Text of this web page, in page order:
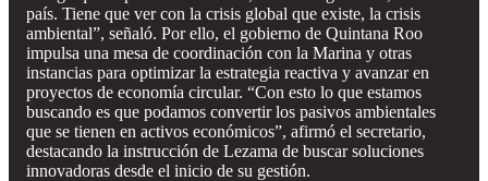
país. Tiene que ver con la crisis global que existe, la crisis
ambiental”, señaló. Por ello, el gobierno de Quintana Roo
impulsa una mesa de coordinación con la Marina y otras
instancias para optimizar la estrategia reactiva y avanzar en
proyectos de economía circular. “Con esto lo que estamos
buscando es que podamos convertir los pasivos ambientales
que se tienen en activos económicos”, afirmó el secretario,
destacando la instrucción de Lezama de buscar soluciones
innovadoras desde el inicio de su gestión.